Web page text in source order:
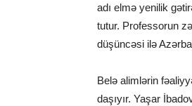
adı elmə yenilik
tutur. Professorun
düşüncəsi ilə
Belə alimlərin
daşıyır. Yaşar